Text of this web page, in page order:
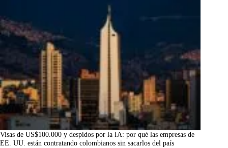
Visas de US$100.000 y despidos por la IA: por qué las empresas de
EE. UU. están contratando colombianos sin sacarlos del país